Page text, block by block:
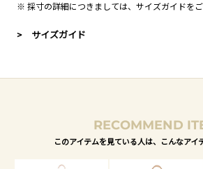
※ 採寸の詳細につきましては、 サイズガイドを
> サイズガイド
RECOMMEND
このアイテムを見ている人は、こんなアイ